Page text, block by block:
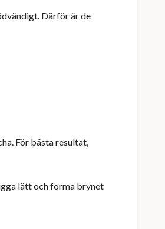
Därför är de
För bästa resultat,
lätt och forma brynet